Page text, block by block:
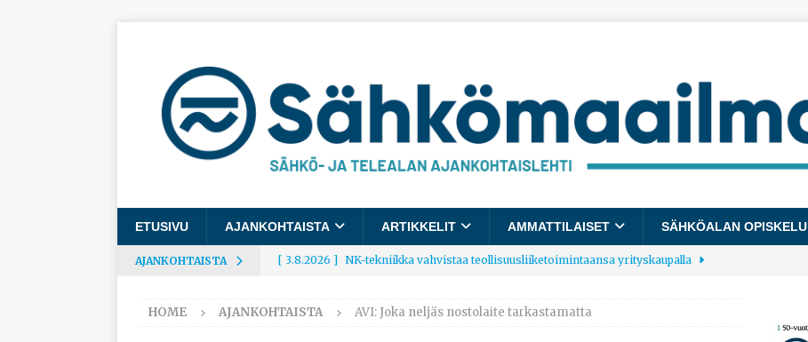
ETUSIVU AJANKOHTAISTA ARTIKKELIT AMMATTILAISET SÄHKÖALAN OPISKELU
AJANKOHTAISTA [ 3.8.2026 ] NK-tekniikka vahvistaa teollisuusliiketoimintaansa yrityskaupalla
[ 3.8.2026 ] Rakennusalalle tulee käyttöön yhteinen kestävyysraportointimalli
HOME AJANKOHTAISTA AVI: Joka neljäs nostolaite tarkastamatta